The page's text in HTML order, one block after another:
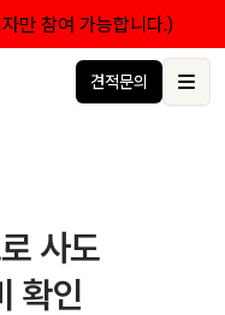
만 참여 가능합니다.)
드 한성쇼케이스
견적문의
사도
확인